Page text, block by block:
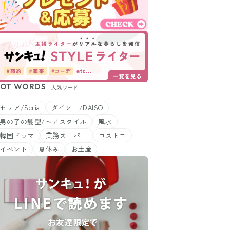
WORDS 人気ワード
セリア/Seria
ダイソー/DAISO
男の子の髪型/ヘアスタイル
風水
韓国ドラマ
業務スーパー
コストコ
イベント
夏休み お土産